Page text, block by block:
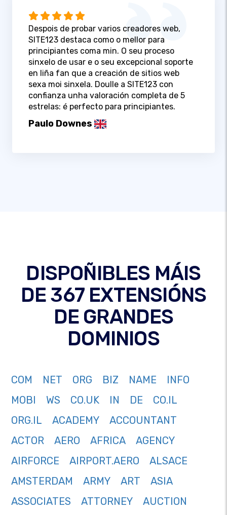
Despois de probar varios creadores web,
SITE123 destaca como o mellor para
principiantes coma min. O seu proceso
sinxelo de usar e o seu excepcional soporte
en liña fan que a creación de sitios web
sexa moi sinxela. Doulle a SITE123 con
confianza unha valoración completa de 5
estrelas: é perfecto para principiantes.
Paulo Downes
DISPOÑIBLES MÁIS
DE 367 EXTENSIÓNS
DE GRANDES
DOMINIOS
COM NET ORG BIZ NAME
INFO
MOBI
WS CO.UK IN DE
CO.IL
ORG.IL
ACADEMY
ACCOUNTANT
ACTOR
AERO AFRICA
AGENCY
AIRFORCE
AIRPORT.AERO
ALSACE
AMSTERDAM
ARMY ART
ASIA
ASSOCIATES
ATTORNEY
AUCTION